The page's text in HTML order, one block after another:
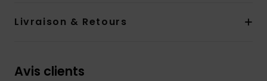
Livraison & Retours
Avis clients